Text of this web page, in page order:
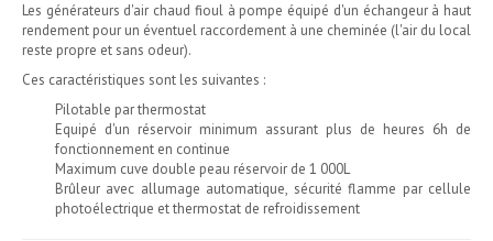
Les générateurs d'air chaud fioul à pompe équipé d'un échangeur à haut
rendement pour un éventuel raccordement à une cheminée (l'air du local
reste propre et sans odeur).
Ces caractéristiques sont les suivantes :
Pilotable par thermostat
Equipé d'un réservoir minimum assurant plus de heures 6h de
fonctionnement en continue
Maximum cuve double peau réservoir de 1 000L
Brûleur avec allumage automatique, sécurité flamme par cellule
photoélectrique et thermostat de refroidissement